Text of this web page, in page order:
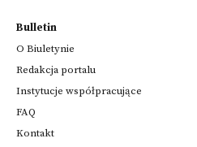
Bulletin
O Biuletynie
Redakcja portalu
Instytucje współpracujące
FAQ
Kontakt